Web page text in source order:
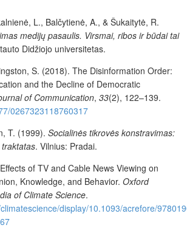
L., Balčytienė, A., & Šukaitytė, R.
medijų pasaulis. Virsmai, ribos ir būdai tai
Didžiojo universitetas.
S. (2018). The Disinformation Order:
and the Decline of Democratic
of Communication, 33(2), 122–139.
0267323118760317
T. (1999). Socialinės tikrovės konstravimas:
. Vilnius: Pradai.
of TV and Cable News Viewing on
Knowledge, and Behavior. Oxford
of Climate Science.
display/10.1093/acrefore/